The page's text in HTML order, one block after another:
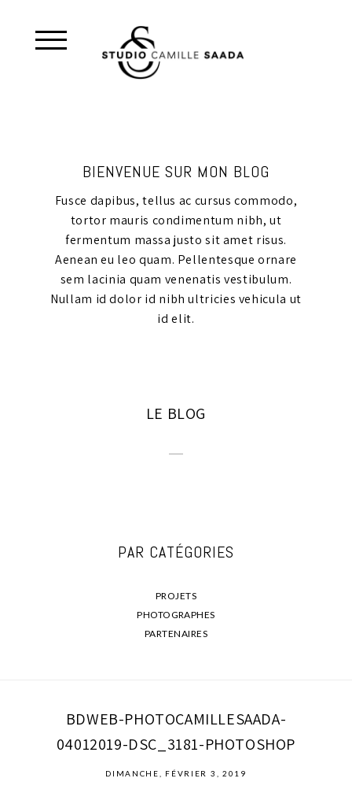
BIENVENUE SUR MON BLOG
Fusce dapibus, tellus ac cursus commodo,
tortor mauris condimentum nibh, ut
fermentum massa justo sit amet risus.
Aenean eu leo quam. Pellentesque ornare
sem lacinia quam venenatis vestibulum.
Nullam id dolor id nibh ultricies vehicula ut
id elit.
LE BLOG
PAR CATÉGORIES
PROJETS
PHOTOGRAPHES
PARTENAIRES
BDWEB-PHOTOCAMILLESAADA-
04012019-DSC_3181-PHOTOSHOP
DIMANCHE, FÉVRIER 3, 2019